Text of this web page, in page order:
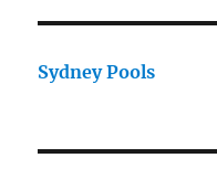
Sydney Pools